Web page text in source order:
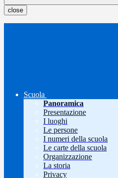
close
Scuola
Panoramica
Presentazione
I luoghi
Le persone
I numeri della scuola
Le carte della scuola
Organizzazione
La storia
Privacy